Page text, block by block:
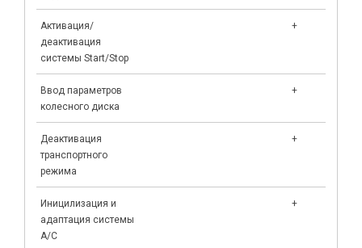
Активация/
деактивация
системы Start/Stop
+
Ввод параметров
колесного диска
+
Деактивация
транспортного
режима
+
Иницилизация и
адаптация системы
A/C
+